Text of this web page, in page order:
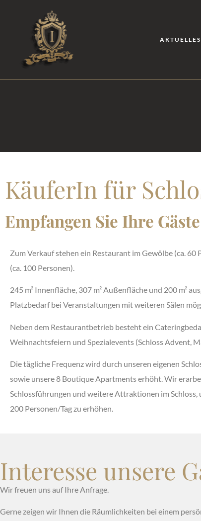
AKTUELLES
KäuferIn für
Empfangen Sie Ihre
Zum Verkauf stehen ein Restaurant im Gewölbe (ca. 60
(ca. 100 Personen).
245 m² Innenfläche, 307 m² Außenfläche und 200 m²
Platzbedarf bei Veranstaltungen mit weiteren Sälen
Neben dem Restaurantbetrieb besteht ein
Weihnachtsfeiern und Spezialevents (Schloss Advent,
Die tägliche Frequenz wird durch unseren eigenen
sowie unsere 8 Boutique Apartments erhöht. Wir
Schlossführungen und weitere Attraktionen im
200 Personen/Tag zu erhöhen.
Interesse unsere
Wir freuen uns auf Ihre Anfrage.
Gerne zeigen wir Ihnen die Räumlichkeiten bei einem